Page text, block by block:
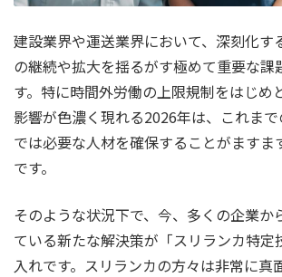
建設業界や運送業界において、深刻化す
の継続や拡大を揺るがす極めて重要な課
す。特に時間外労働の上限規制をはじめ
影響が色濃く現れる2026年は、これま
では必要な人材を確保することがますま
です。
そのような状況下で、今、多くの企業か
ている新たな解決策が「スリランカ特定
入れです。スリランカの方々は非常に真